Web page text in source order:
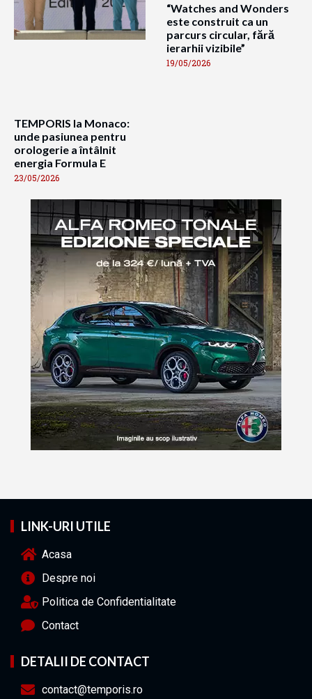
TEMPORIS la Monaco:
unde pasiunea pentru
orologerie a întâlnit
energia Formula E
23/05/2026
“Watches and Wonders
este construit ca un
parcurs circular, fără
ierarhii vizibile”
19/05/2026
LINK-URI UTILE
Acasa
Despre noi
Politica de Confidentialitate
Contact
DETALII DE CONTACT
contact@temporis.ro